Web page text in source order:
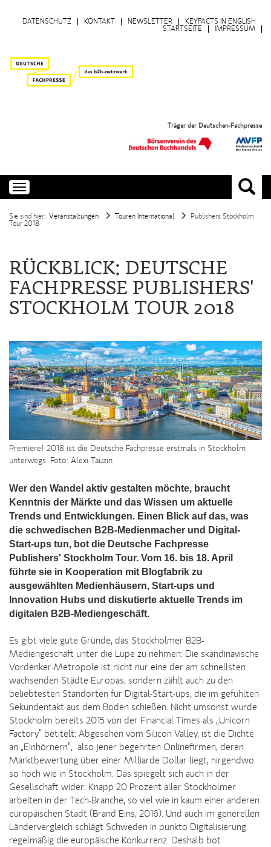
KEYFACTS IN ENGLISH
NEWSLETTER
KONTAKT
DATENSCHUTZ
IMPRESSUM
STARTSEITE
Träger der Deutschen-Fachpresse
Toggle
navigation
Sie sind hier: Veranstaltungen Touren International
Publishers Stockholm
Tour 2018
RÜCKBLICK: DEUTSCHE
FACHPRESSE PUBLISHERS'
STOCKHOLM TOUR 2018
Premiere! 2018 ist die Deutsche Fachpresse erstmals in Stockholm
unterwegs. Foto: Alexi Tauzin
Wer den Wandel aktiv gestalten möchte, braucht
Kenntnis der Märkte und das Wissen um aktuelle
Trends und Entwicklungen. Einen Blick auf das, was
die schwedischen B2B-Medienmacher und Digital-
Start-ups tun, bot die Deutsche Fachpresse
Publishers' Stockholm Tour. Vom 16. bis 18. April
führte sie in Kooperation mit Blogfabrik zu
ausgewählten Medienhäusern, Start-ups und
Innovation Hubs und diskutierte aktuelle Trends im
digitalen B2B-Mediengeschäft.
Es gibt viele gute Gründe, das Stockholmer B2B-
Mediengeschäft unter die Lupe zu nehmen: Die skandinavische
Vordenker-Metropole ist nicht nur eine der am schnellsten
wachsenden Städte Europas, sondern zählt auch zu den
beliebtesten Standorten für Digital-Start-ups, die im gefühlten
Sekundentakt aus dem Boden schießen. Nicht umsonst wurde
Stockholm bereits 2015 von der Financial Times als „Unicorn
Factory“ betitelt: Abgesehen vom Silicon Valley, ist die Dichte
an „Einhörnern“, also jener begehrten Onlinefirmen, deren
Marktbewertung über einer Milliarde Dollar liegt, nirgendwo
so hoch wie in Stockholm. Das spiegelt sich auch in der
Gesellschaft wider: Knapp 20 Prozent aller Stockholmer
arbeiten in der Tech-Branche, so viel wie in kaum einer anderen
europäischen Stadt (Brand Eins, 2016). Und auch im generellen
Ländervergleich schlägt Schweden in punkto Digitalisierung
regelmäßig die europäische Konkurrenz. Deshalb bot